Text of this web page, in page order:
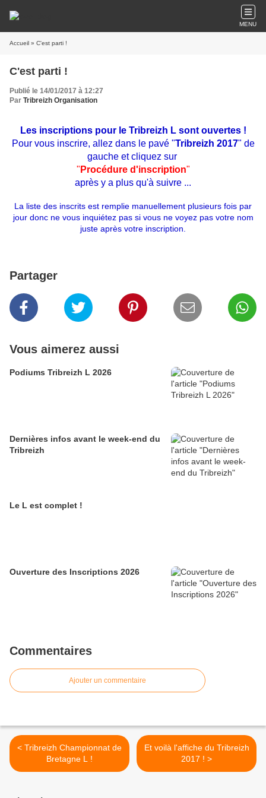
MENU
Accueil » C'est parti !
C'est parti !
Publié le 14/01/2017 à 12:27
Par Tribreizh Organisation
Les inscriptions pour le Tribreizh L sont ouvertes !
Pour vous inscrire, allez dans le pavé "Tribreizh 2017" de
gauche et cliquez sur
" Procédure d'inscription"
après y a plus qu'à suivre ...
La liste des inscrits est remplie manuellement plusieurs fois par
jour donc ne vous inquiétez pas si vous ne voyez pas votre nom
juste après votre inscription.
Partager
Vous aimerez aussi
Podiums Tribreizh L 2026
Dernières infos avant le week-end du
Tribreizh
Le L est complet !
Ouverture des Inscriptions 2026
Commentaires
Ajouter un commentaire
< Tribreizh Championnat de
Bretagne L !
Et voilà l'affiche du Tribreizh
2017 ! >